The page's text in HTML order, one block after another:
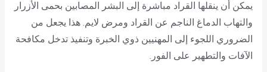
يمكن أن ينقلها القراد مباشرة إلى البشر المصابين بحمى الأزرار
والتهاب الدماغ الناجم عن القراد ومرض لايم. هذا يجعل من
الضروري اللجوء إلى المهنيين ذوي الخبرة وتنفيذ تدخل مكافحة
الآفات والتطهير على الفور.